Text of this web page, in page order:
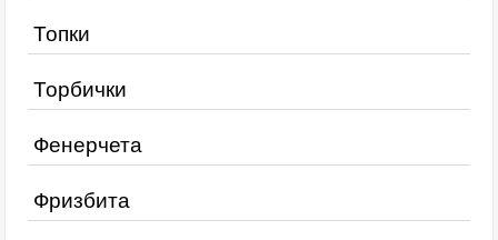
Топки
Торбички
Фенерчета
Фризбита